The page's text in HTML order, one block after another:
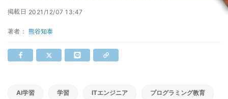
掲載日 2021/12/07 13:47
著者： 熊谷知泰
AI学習 学習 ITエンジニア プログラミング教育